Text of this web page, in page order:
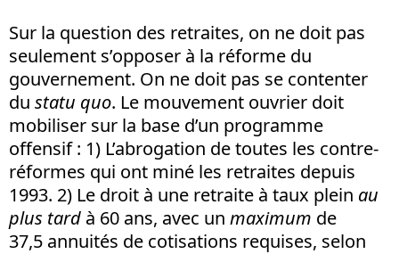
Sur la question des retraites, on ne doit pas
seulement s’opposer à la réforme du
gouvernement. On ne doit pas se contenter
du statu quo. Le mouvement ouvrier doit
mobiliser sur la base d’un programme
offensif : 1) L’abrogation de toutes les contre-
réformes qui ont miné les retraites depuis
1993. 2) Le droit à une retraite à taux plein au
plus tard à 60 ans, avec un maximum de
37,5 annuités de cotisations requises, selon